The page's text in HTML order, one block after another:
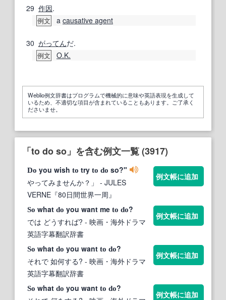
29 作因.
例文 a causative agent
30 がってんだ.
例文 O.K.
Weblio例文辞書はプログラムで機械的に意味や英語表現を生成して
いるため、不適切な項目が含まれていることもあります。ご了承く
ださいませ。
「to do so」を含む例文一覧 (3917)
Do you wish to try to do so?"
やってみませんか？」 - JULES
VERNE『80日間世界一周』
例文帳に追加
So what do you want me to do?
では どうすれば? - 映画・海外ドラマ
英語字幕翻訳辞書
例文帳に追加
So what do you want to do?
それで 如何する? - 映画・海外ドラマ
英語字幕翻訳辞書
例文帳に追加
So what do you want to do?
例文帳に追加